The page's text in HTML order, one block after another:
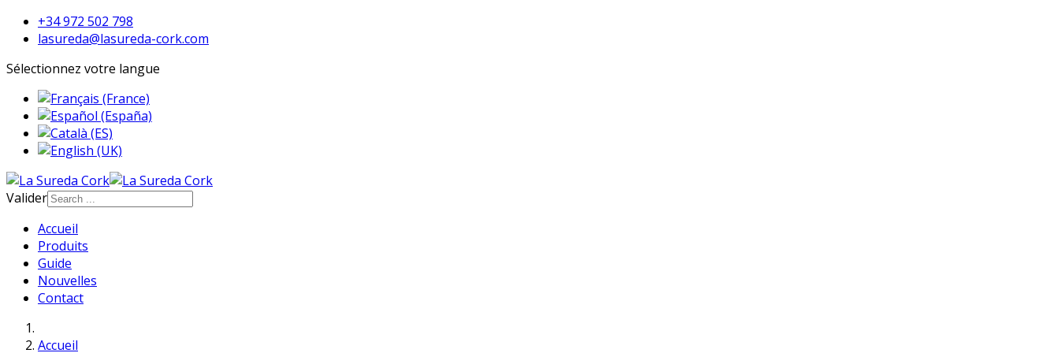
+34 972 502 798
lasureda@lasureda-cork.com
Sélectionnez votre langue
Valider
Accueil
Produits
Guide
Nouvelles
Contact
Accueil